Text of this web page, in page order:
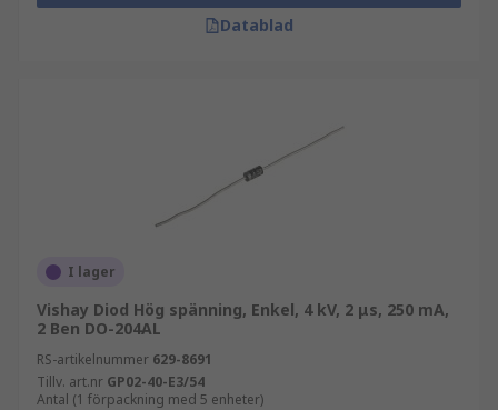
Datablad
I lager
Vishay Diod Hög spänning, Enkel, 4 kV, 2 μs, 250 mA,
2 Ben DO-204AL
RS-artikelnummer 629-8691
Tillv. art.nr GP02-40-E3/54
Antal (1 förpackning med 5 enheter)